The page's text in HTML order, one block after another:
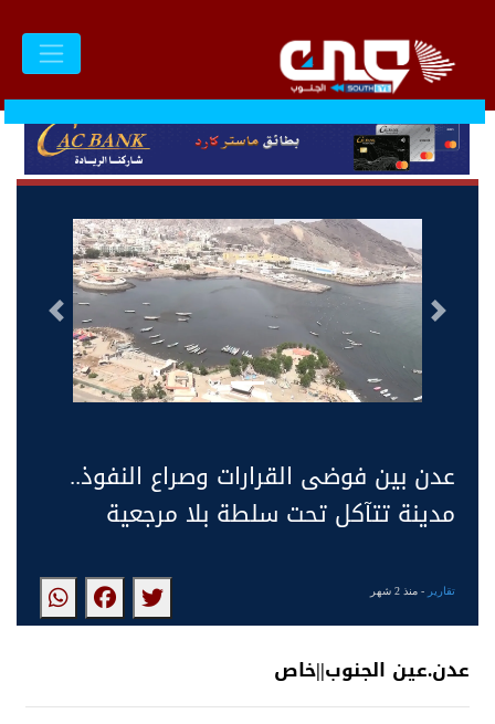
التالى السابق
عدن بين فوضى القرارات وصراع النفوذ..
مدينة تتآكل تحت سلطة بلا مرجعية
تقارير - منذ 2 شهر
عدن.عين الجنوب||خاص